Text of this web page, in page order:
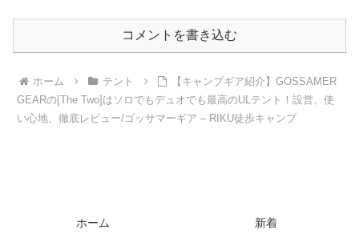
コメントを書き込む
ホーム テント
【キャンプギア紹介】GOSSAMER
GEARの[The Two]はソロでもデュオでも最高のULテント！設営、使
い心地、徹底レビュー/ゴッサマーギア – RIKU徒歩キャンプ
ホーム
新着